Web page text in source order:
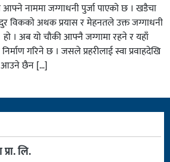
नाममा जग्गाधनी पुर्जा पाएकाे छ । खडैचा
विककाे अथक प्रयास र मेहनतले उक्त जग्गाधनी
हाे । अब याे चाैकी आफ्नै जग्गामा रहने र यहाँ
गरिने छ । जसले प्रहरीलाई स्वा प्रवाहदेखि
आउने छैन […]
लि.